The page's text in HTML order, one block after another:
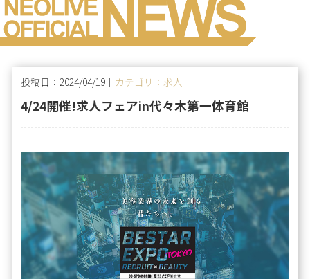
投稿日：2024/04/19｜ カテゴリ：求人
4/24開催!求人フェアin代々木第一体育館